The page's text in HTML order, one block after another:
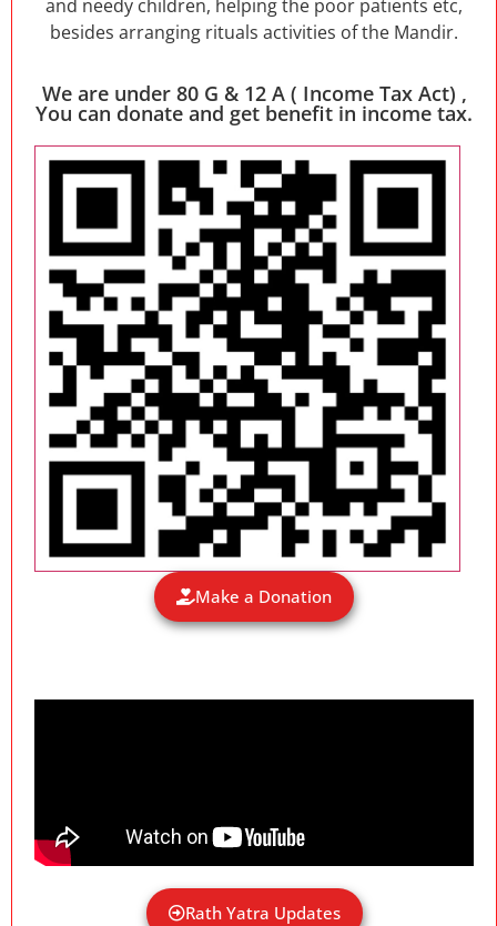
and needy children, helping the poor patients etc,
besides arranging rituals activities of the Mandir.
We are under 80 G & 12 A ( Income Tax Act) ,
You can donate and get benefit in income tax.
Make a Donation
Rath Yatra Updates